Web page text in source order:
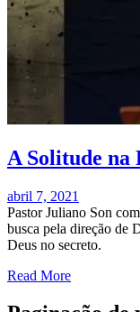
A Solitude na
abril 7, 2021
Pastor Juliano Son
busca pela direção de
Deus no secreto.
Read More